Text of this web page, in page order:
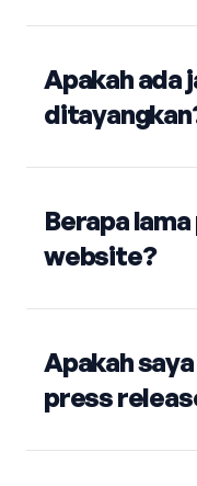
Apakah ada
Berapa
website?
Apakah
press